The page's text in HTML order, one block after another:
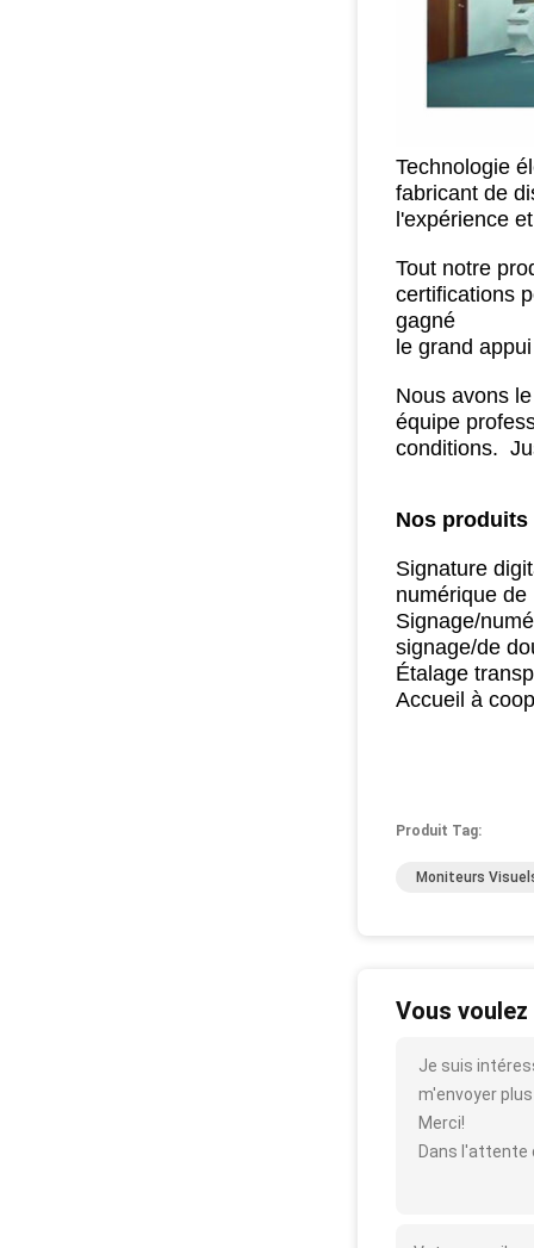
Technologie
fabricant de
l'expérience
Tout notre
certifications
gagné
le grand
Nous avons
équipe
conditions.
Nos
Signature
numérique de
Signage/
signage/de
Étalage
Accueil à
Produit Tag:
Moniteurs
Vous
Je suis
m'envoyer
Merci!
Dans l'attente